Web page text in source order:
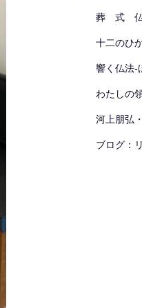
葬 式
十二のひ
響く仏法-
わたしの
河上朋弘
ブログ：